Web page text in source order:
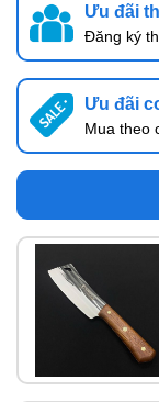
Ưu đãi
Đăng ký
Ưu đãi
Mua theo